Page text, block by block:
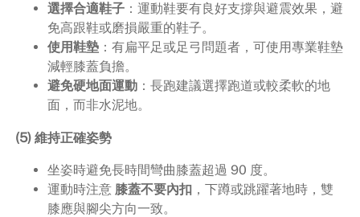
選擇合適鞋子：運動鞋要有良好支撐與避震效果，避
免高跟鞋或磨損嚴重的鞋子。
使用鞋墊：有扁平足或足弓問題者，可使用專業鞋墊
減輕膝蓋負擔。
避免硬地面運動：長跑建議選擇跑道或較柔軟的地
面，而非水泥地。
(5) 維持正確姿勢
坐姿時避免長時間彎曲膝蓋超過 90 度。
運動時注意 膝蓋不要內扣，下蹲或跳躍著地時，雙
膝應與腳尖方向一致。